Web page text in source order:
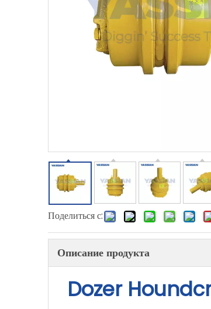
Поделиться с:
Описание продукта
Dozer